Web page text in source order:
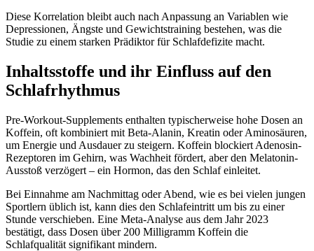
Diese Korrelation bleibt auch nach Anpassung an Variablen wie
Depressionen, Ängste und Gewichtstraining bestehen, was die
Studie zu einem starken Prädiktor für Schlafdefizite macht.
Inhaltsstoffe und ihr Einfluss auf den
Schlafrhythmus
Pre-Workout-Supplements enthalten typischerweise hohe Dosen an
Koffein, oft kombiniert mit Beta-Alanin, Kreatin oder Aminosäuren,
um Energie und Ausdauer zu steigern. Koffein blockiert Adenosin-
Rezeptoren im Gehirn, was Wachheit fördert, aber den Melatonin-
Ausstoß verzögert – ein Hormon, das den Schlaf einleitet.
Bei Einnahme am Nachmittag oder Abend, wie es bei vielen jungen
Sportlern üblich ist, kann dies den Schlafeintritt um bis zu einer
Stunde verschieben. Eine Meta-Analyse aus dem Jahr 2023
bestätigt, dass Dosen über 200 Milligramm Koffein die
Schlafqualität signifikant mindern.